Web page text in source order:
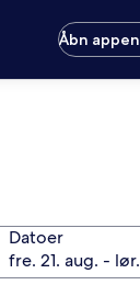
Åbn appen
Datoer